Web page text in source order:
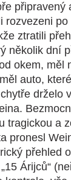
připravený
rozvezeni po
ztratili
několik dní
okem, měl
auto,
drželo
tragickou a
pronesl
přehled
Árijců“